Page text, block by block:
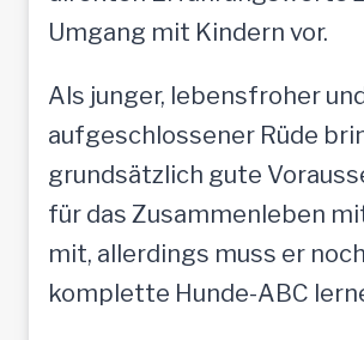
Umgang mit Kindern vor.
Als junger, lebensfroher
aufgeschlossener Rüde
grundsätzlich gute
für das Zusammenleben
mit, allerdings muss er
komplette Hunde-ABC